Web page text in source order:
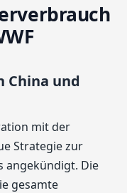
China und
mit der
Strategie zur
angekündigt. Die
gesamte